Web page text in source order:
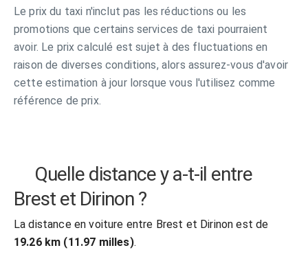
Le prix du taxi n'inclut pas les réductions ou les
promotions que certains services de taxi pourraient
avoir. Le prix calculé est sujet à des fluctuations en
raison de diverses conditions, alors assurez-vous d'avoir
cette estimation à jour lorsque vous l'utilisez comme
référence de prix.
Quelle distance y a-t-il entre
Brest et Dirinon ?
La distance en voiture entre Brest et Dirinon est de
19.26 km (11.97 milles).